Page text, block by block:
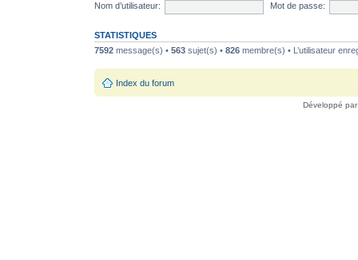
Nom d’utilisateur:
Mot de passe:
STATISTIQUES
7592 message(s) • 563 sujet(s) • 826 membre(s) • L’utilisateur
Index du forum
Développé